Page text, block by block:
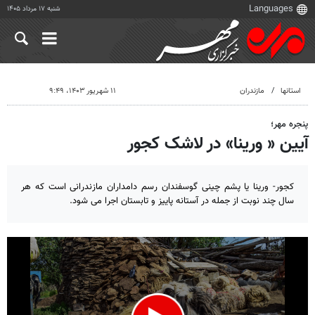
شنبه ۱۷ مرداد ۱۴۰۵
استانها مازندران ۱۱ شهریور ۱۴۰۳، ۹:۴۹
پنجره مهر؛
آیین « ورینا» در لاشک کجور
کجور- ورینا یا پشم چینی گوسفندان رسم دامداران مازندرانی است که هر
سال چند نوبت از جمله در آستانه پاییز و تابستان اجرا می شود.